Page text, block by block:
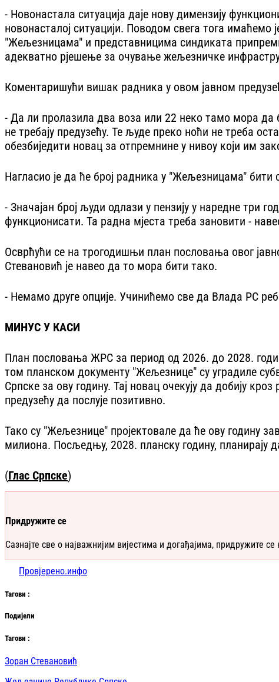
- Новонастала ситуација даје нову димензију
новонасталој ситуацији. Поводом свега тога имаћемо
"Жељезницама" и представницима синдиката
адекватно рјешење за очување жељезничке
Коментаришући вишак радника у овом јавном
- Да ли пролазила два воза или 22 неко тамо мора да
не требају предузећу. Те људе преко ноћи не треба
обезбиједити новац за отпремнине у нивоу који им
Нагласио је да ће број радника у "Жељезницама"
- Значајан број људи одлази у пензију у наредне три
функционисати. Та радна мјеста треба зановити -
Осврћући се на трогодишњи план пословања овог
Стевановић је навео да то мора бити тако.
- Немамо друге опције. Учинићемо све да Влада РС
МИНУС У КАСИ
План пословања ЖРС за период од 2026. до 2028.
том планском документу "Жељезнице" су уградиле
Српске за ову годину. Тај новац очекују да добију
предузећу да послује позитивно.
Тако су "Жељезнице" пројектовале да ће ову годину
милиона. Посљедњу, 2028. планску годину,
(Глас Српске)
Придружите се
Сазнајте све о најважнијим вијестима и догађајима, придружите
Провјерено.инфо
Тагови :
Подијели
Тагови :
Зоран Стевановић